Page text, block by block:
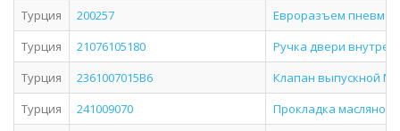
Турция
200257
Евроразъем
Турция
21076105180
Ручка двери
Турция
2361007015В6
Клапан выпускной
Турция
241009070
Прокладка